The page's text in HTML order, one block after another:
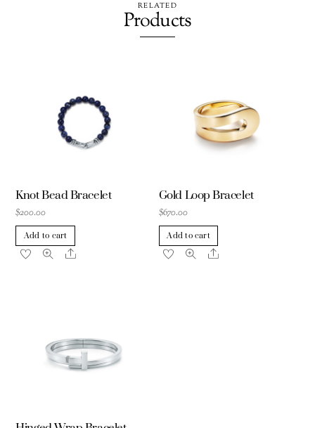
RELATED
Products
Knot Bead Bracelet
$200.00
Add to cart
Share
Gold Loop Bracelet
$670.00
Add to cart
Share